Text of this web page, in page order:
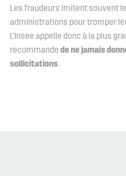
Les fraudeurs imitent souvent
administrations pour tromper
L’Insee appelle donc à la plus
recommande de ne jamais
sollicitations.